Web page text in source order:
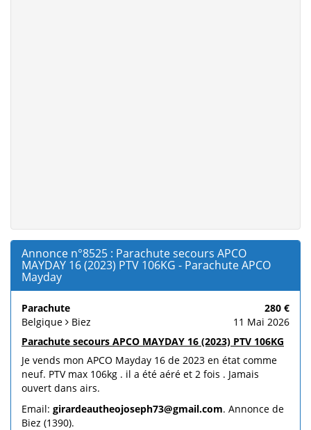
Annonce n°8525 : Parachute secours APCO
MAYDAY 16 (2023) PTV 106KG - Parachute APCO
Mayday
Parachute
280 €
Belgique
Biez
11 Mai 2026
Parachute secours APCO MAYDAY 16 (2023) PTV 106KG
Je vends mon APCO Mayday 16 de 2023 en état comme
neuf. PTV max 106kg . il a été aéré et 2 fois . Jamais
ouvert dans airs.
Email: girardeautheojoseph73@gmail.com. Annonce de
Biez (1390).